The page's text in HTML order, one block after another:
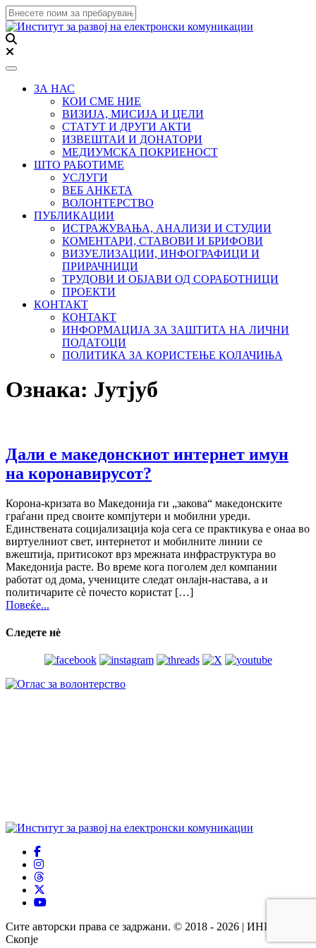
Toggle navigation
ЗА НАС
КОИ СМЕ НИЕ
ВИЗИЈА, МИСИЈА И ЦЕЛИ
СТАТУТ И ДРУГИ АКТИ
ИЗВЕШТАИ И ДОНАТОРИ
МЕДИУМСКА ПОКРИЕНОСТ
ШТО РАБОТИМЕ
УСЛУГИ
ВЕБ АНКЕТА
ВОЛОНТЕРСТВО
ПУБЛИКАЦИИ
ИСТРАЖУВАЊА, АНАЛИЗИ И СТУДИИ
КОМЕНТАРИ, СТАВОВИ И БРИФОВИ
ВИЗУЕЛИЗАЦИИ, ИНФОГРАФИЦИ И
ПРИРАЧНИЦИ
ТРУДОВИ И ОБЈАВИ ОД СОРАБОТНИЦИ
ПРОЕКТИ
КОНТАКТ
КОНТАКТ
ИНФОРМАЦИЈА ЗА ЗАШТИТА НА ЛИЧНИ
ПОДАТОЦИ
ПОЛИТИКА ЗА КОРИСТЕЊЕ КОЛАЧИЊА
Ознака: Јутјуб
Дали е македонскиот интернет имун
на коронавирусот?
Корона-кризата во Македонија ги „закова“ македонските
граѓани пред своите компјутери и мобилни уреди.
Единствената социјализација која сега се практикува е онаа во
виртуелниот свет, интернетот и мобилните линии се
вжештија, притисокот врз мрежната инфраструктура во
Македонија расте. Во време кога поголем дел компании
работат од дома, учениците следат онлајн-настава, а и
политичарите сè почесто користат […]
Повеќе...
Следете нѐ
Сите авторски права се задржани. © 2018 - 2026 | ИНРЕКОМ
Скопје